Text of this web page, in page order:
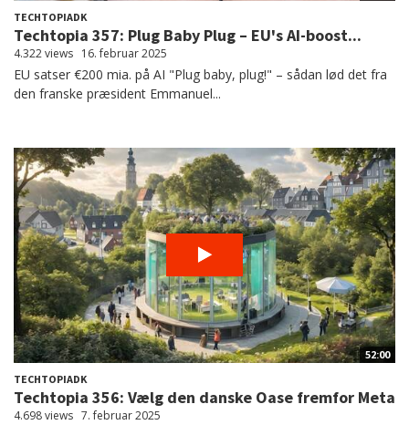
TECHTOPIADK
Techtopia 357: Plug Baby Plug – EU's AI-boost...
4.322 views 16. februar 2025
EU satser €200 mia. på AI "Plug baby, plug!" – sådan lød det fra
den franske præsident Emmanuel...
52:00
TECHTOPIADK
Techtopia 356: Vælg den danske Oase fremfor Meta
4.698 views 7. februar 2025